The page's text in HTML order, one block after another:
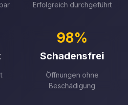
Erfolgreich durchgeführt
98%
Schadensfrei
Öffnungen ohne
Beschädigung